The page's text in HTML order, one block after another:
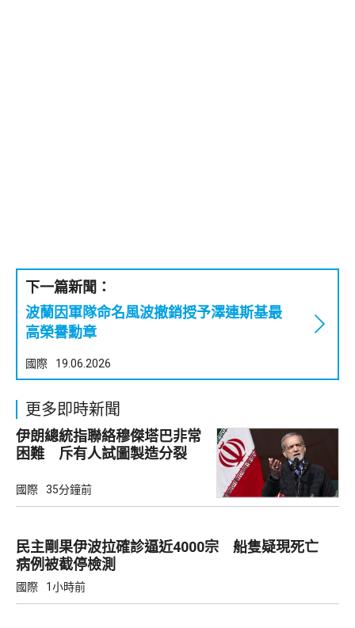
下一篇新聞：
波蘭因軍隊命名風波撤銷授予澤連斯基最
高榮譽勳章
國際 19.06.2026
更多即時新聞
伊朗總統指聯絡穆傑塔巴非常
困難 斥有人試圖製造分裂
國際 35分鐘前
民主剛果伊波拉確診逼近4000宗 船隻疑現死亡
病例被截停檢測
國際 1小時前